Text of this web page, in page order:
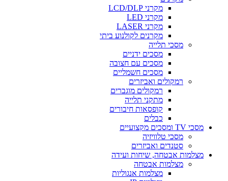
מקרני LCD/DLP
מקרני LED
מקרני LASER
מקרנים לקולנוע ביתי
מסכי תלייה
מסכים ידניים
מסכים עם חצובה
מסכים חשמליים
רמקולים ואביזרים
רמקולים מוגברים
מתקני תלייה
קופסאות חיבורים
כבלים
מסכי TV ומסכים מקצועיים
מסכי טלוויזיה
סטנדים ואביזרים
מצלמות אבטחה, שיחות ועידה
מצלמות אבטחה
מצלמות אנגוליות